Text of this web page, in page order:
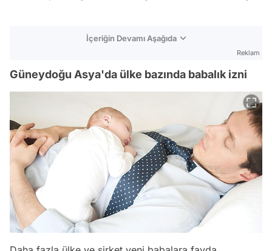
İçeriğin Devamı Aşağıda
Reklam
Güneydoğu Asya'da ülke bazında babalık izni